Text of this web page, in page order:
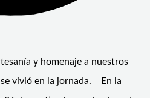
y homenaje a nuestros
vivió en la jornada. En la